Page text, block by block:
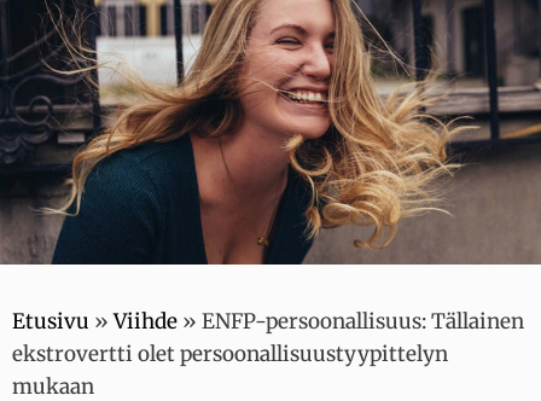
Etusivu »Viihde » ENFP-persoonallisuus: Tällainen
ekstrovertti olet persoonallisuustyypittelyn
mukaan